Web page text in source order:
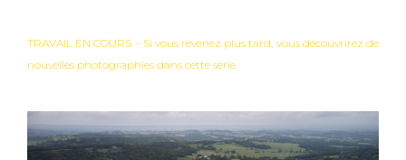
TRAVAIL EN COURS – Si vous revenez plus tard, vous découvrirez de
nouvelles photographies dans cette série.